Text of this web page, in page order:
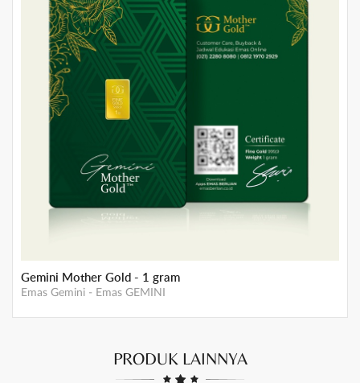
GEMINI Mother Gold 5 gram
Emas Gemini - Emas GEMINI
PRODUK LAINNYA